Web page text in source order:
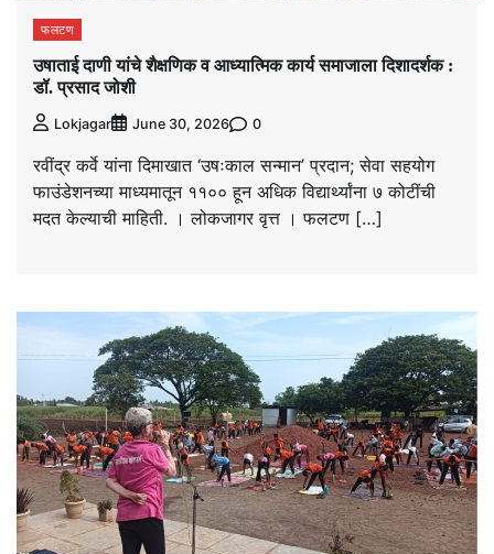
फलटण
उषाताई दाणी यांचे शैक्षणिक व आध्यात्मिक कार्य समाजाला दिशादर्शक :
डॉ. प्रसाद जोशी
Lokjagar June 30, 2026 0
रवींद्र कर्वे यांना दिमाखात ‘उषःकाल सन्मान’ प्रदान; सेवा सहयोग
फाउंडेशनच्या माध्यमातून ११०० हून अधिक विद्यार्थ्यांना ७ कोटींची
मदत केल्याची माहिती. । लोकजागर वृत्त । फलटण […]